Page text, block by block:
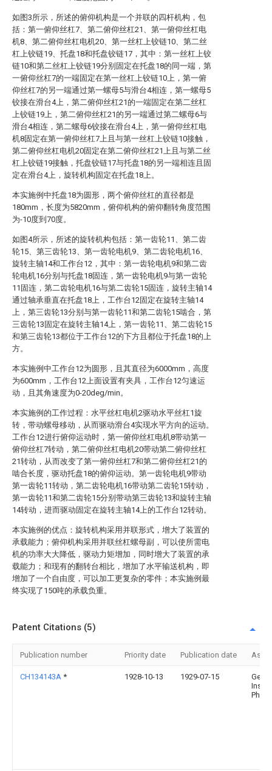
如图3所示，所述的俯仰机构是一个并联的四杆机构，包
括：第一俯仰丝杠7、第二俯仰丝杠21、第一俯仰丝杠电
机8、第二俯仰丝杠电机20、第一丝杠上铰链10、第二丝
杠上铰链19、托盘18和托盘铰链17，其中：第一丝杠上铰
链10和第二丝杠上铰链19分别固定在托盘18的同一端，第
一俯仰丝杠7的一端固定在第一丝杠上铰链10上，第一俯
仰丝杠7的另一端通过第一螺母5与滑台4相连，第一螺母5
铰接在滑台4上，第二俯仰丝杠21的一端固定在第二丝杠
上铰链19上，第二俯仰丝杠21的另一端通过第二螺母6与
滑台4相连，第二螺母6铰接在滑台4上，第一俯仰丝杠电
机8固定在第一俯仰丝杠7上且与第一丝杠上铰链10接触，
第二俯仰丝杠电机20固定在第二俯仰丝杠21上且与第二丝
杠上铰链19接触，托盘铰链17与托盘18的另一端相连且固
定在滑台4上，旋转机构固定在托盘18上。
本实施例中托盘18为圆形，两个俯仰丝杠的直径都是
180mm，长度为5820mm，俯仰机构的俯仰翻转角度范围
为-10度到70度。
如图4所示，所述的旋转机构包括：第一齿轮11、第二齿
轮15、第三齿轮13、第一齿轮电机9、第二齿轮电机16、
旋转主轴14和工作台12，其中：第一齿轮电机9和第二齿
轮电机16分别与托盘18固连，第一齿轮电机9与第一齿轮
11固连，第二齿轮电机16与第二齿轮15固连，旋转主轴14
通过轴承垂直在托盘18上，工作台12固定在旋转主轴14
上，第三齿轮13分别与第一齿轮11和第二齿轮15啮合，第
三齿轮13固定在旋转主轴14上，第一齿轮11、第二齿轮15
和第三齿轮13都位于工作台12的下方且都位于托盘18的上
方。
本实施例中工作台12为圆形，且其直径为6000mm，高度
为600mm，工作台12上面设置有夹具，工作台12匀速运
动，且其角速度为0-20deg/min。
本实施例的工作过程：水平丝杠电机2驱动水平丝杠1旋
转，带动螺母移动，从而驱动滑台4实现水平方向的运动。
工作台12进行俯仰运动时，第一俯仰丝杠电机8带动第一
俯仰丝杠7转动，第二俯仰丝杠电机20带动第二俯仰丝杠
21转动，从而改变了第一俯仰丝杠7和第二俯仰丝杠21的
啮合长度，驱动托盘18的俯仰运动。第一齿轮电机9带动
第一齿轮11转动，第二齿轮电机16带动第二齿轮15转动，
第一齿轮11和第二齿轮15分别带动第三齿轮13和旋转主轴
14转动，进而驱动固定在旋转主轴14上的工作台12转动。
本实施例的优点：旋转机构采用并联形式，增大了装置的
承载能力；俯仰机构采用并联丝杠螺母副，可以使所需电
机的功率大大降低，驱动力矩增加，同时增大了装置的承
载能力；和现有的翻转台相比，增加了水平输送机构，即
增加了一个自由度，可以加工更复杂的零件；本实施例最
终实现了150吨的承载负重。
Patent Citations (5)
Publication number Priority date Publication date
CH134143A * 1928-10-13 1929-07-15
Instr